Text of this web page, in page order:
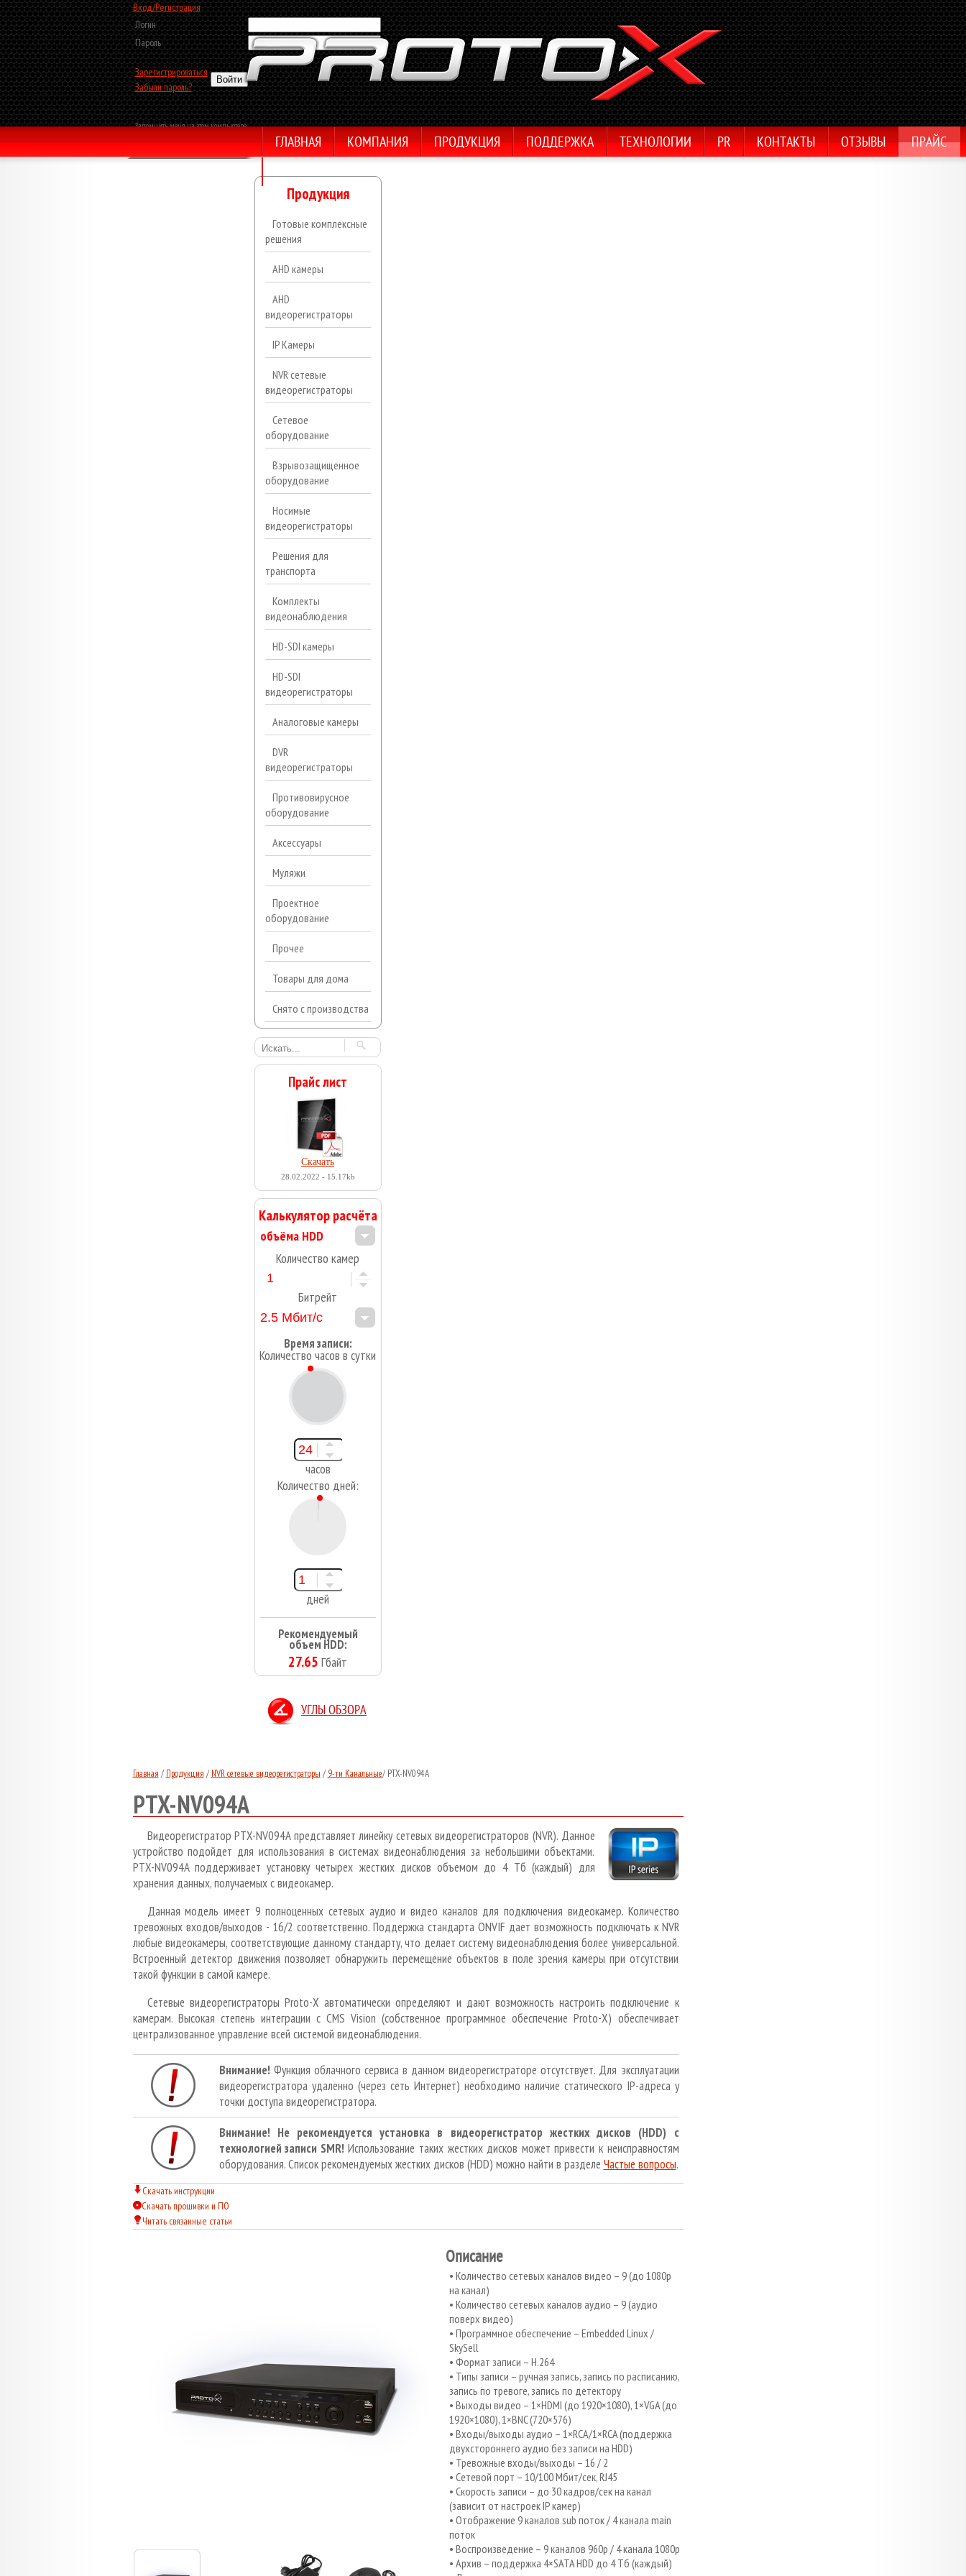
Вход/Регистрация
Логин
Пароль
Зарегистрироваться
Забыли пароль?
Запомнить меня на этом компьютере
ГЛАВНАЯ КОМПАНИЯ ПРОДУКЦИЯ ПОДДЕРЖКА ТЕХНОЛОГИИ PR КОНТАКТЫ ОТЗЫВЫ ПРАЙС
Продукция
Готовые комплексные
решения
AHD камеры
AHD
видеорегистраторы
IP Камеры
NVR сетевые
видеорегистраторы
Сетевое
оборудование
Взрывозащищенное
оборудование
Носимые
видеорегистраторы
Решения для
транспорта
Комплекты
видеонаблюдения
HD-SDI камеры
HD-SDI
видеорегистраторы
Аналоговые камеры
DVR
видеорегистраторы
Противовирусное
оборудование
Аксессуары
Муляжи
Проектное
оборудование
Прочее
Товары для дома
Снято с производства
Прайс лист
Скачать
28.02.2022 - 15.17kb
Калькулятор расчёта
Количество камер
Битрейт
Время записи:
Количество часов в сутки
часов
Количество дней:
дней
Рекомендуемый
объем HDD:
27.65 Гбайт
УГЛЫ ОБЗОРА
Главная / Продукция / NVR сетевые видеорегистраторы / 9-ти Канальные/ PTX-NV094A
PTX-NV094A
Видеорегистратор PTX-NV094A представляет линейку сетевых видеорегистраторов (NVR). Данное
устройство подойдет для использования в системах видеонаблюдения за небольшими объектами.
PTX-NV094A поддерживает установку четырех жестких дисков объемом до 4 Тб (каждый) для
хранения данных, получаемых с видеокамер.
Данная модель имеет 9 полноценных сетевых аудио и видео каналов для подключения видеокамер. Количество
тревожных входов/выходов - 16/2 соответственно. Поддержка стандарта ONVIF дает возможность подключать к NVR
любые видеокамеры, соответствующие данному стандарту, что делает систему видеонаблюдения более универсальной.
Встроенный детектор движения позволяет обнаружить перемещение объектов в поле зрения камеры при отсутствии
такой функции в самой камере.
Сетевые видеорегистраторы Proto-X автоматически определяют и дают возможность настроить подключение к
камерам. Высокая степень интеграции с CMS Vision (собственное программное обеспечение Proto-X) обеспечивает
централизованное управление всей системой видеонаблюдения.
Внимание! Функция облачного сервиса в данном видеорегистраторе отсутствует. Для эксплуатации
видеорегистратора удаленно (через сеть Интернет) необходимо наличие статического IP-адреса у
точки доступа видеорегистратора.
Внимание! Не рекомендуется установка в видеорегистратор жестких дисков (HDD) с
технологией записи SMR! Использование таких жестких дисков может привести к неисправностям
оборудования. Список рекомендуемых жестких дисков (HDD) можно найти в разделе Частые вопросы.
Скачать инструкции
Скачать прошивки и ПО
Читать связанные статьи
Описание
Количество сетевых каналов видео – 9 (до 1080p
на канал)
Количество сетевых каналов аудио – 9 (аудио
поверх видео)
Программное обеспечение – Embedded Linux /
SkySell
Формат записи – H.264
Типы записи – ручная запись, запись по расписанию,
запись по тревоге, запись по детектору
Выходы видео – 1×HDMI (до 1920×1080), 1×VGA (до
1920×1080), 1×BNC (720×576)
Входы/выходы аудио – 1×RCA/1×RCA (поддержка
двухстороннего аудио без записи на HDD)
Тревожные входы/выходы – 16 / 2
Сетевой порт – 10/100 Мбит/сек, RJ45
Скорость записи – до 30 кадров/сек на канал
(зависит от настроек IP камер)
Отображение 9 каналов sub поток / 4 канала main
поток
Воспроизведение – 9 каналов 960р / 4 канала 1080p
Архив – поддержка 4×SATA HDD до 4 Тб (каждый)